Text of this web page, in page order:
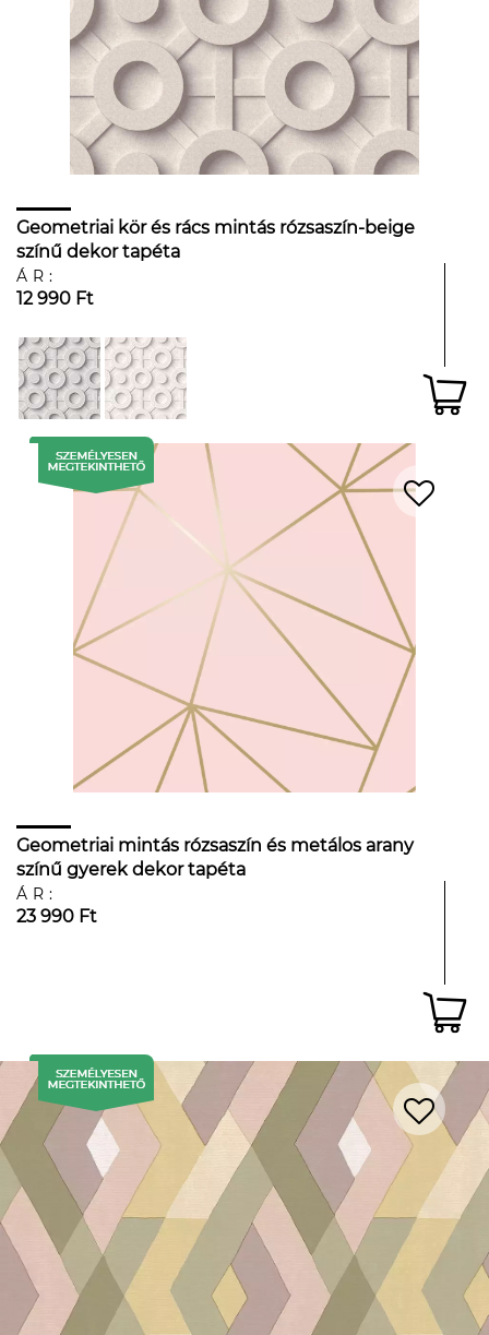
Geometriai kör és rács mintás rózsaszín-beige
színű dekor tapéta
ÁR:
12 990 Ft
Geometriai mintás rózsaszín és metálos arany
színű gyerek dekor tapéta
ÁR:
23 990 Ft